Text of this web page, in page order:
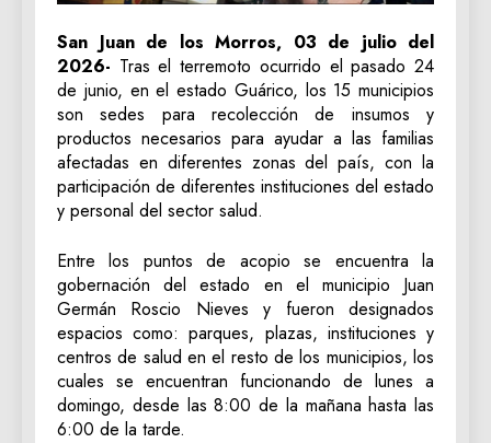
San Juan de los Morros, 03 de julio del
2026- Tras el terremoto ocurrido el pasado 24
de junio, en el estado Guárico, los 15 municipios
son sedes para recolección de insumos y
productos necesarios para ayudar a las familias
afectadas en diferentes zonas del país, con la
participación de diferentes instituciones del estado
y personal del sector salud.
Entre los puntos de acopio se encuentra la
gobernación del estado en el municipio Juan
Germán Roscio Nieves y fueron designados
espacios como: parques, plazas, instituciones y
centros de salud en el resto de los municipios, los
cuales se encuentran funcionando de lunes a
domingo, desde las 8:00 de la mañana hasta las
6:00 de la tarde.